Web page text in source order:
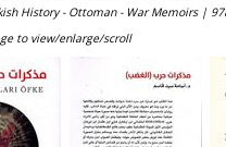
History - Ottoman - War Memoirs |
to view/enlarge/scroll